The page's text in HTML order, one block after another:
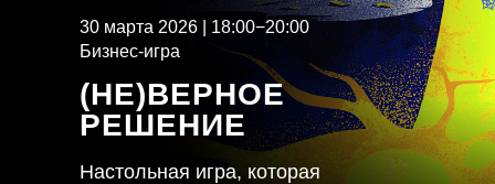
Настольная игра, которая
(НЕ)ВЕРНОЕ
РЕШЕНИЕ
30 марта 2026 | 18:00−20:00
Бизнес-игра